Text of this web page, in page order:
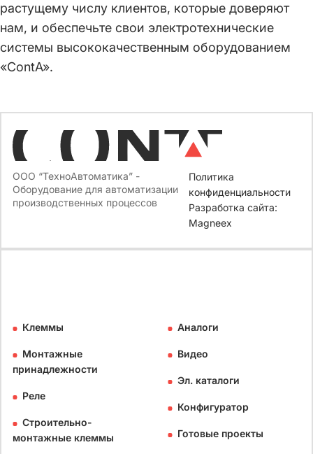
растущему числу клиентов, которые доверяют
нам, и обеспечьте свои электротехнические
системы высококачественным оборудованием
«ContA».
ООО “ТехноАвтоматика” -
Оборудование для автоматизации
производственных процессов
Политика
конфиденциальности
Разработка сайта:
Magneex
Клеммы
Монтажные
принадлежности
Реле
Строительно-
монтажные клеммы
Аналоги
Видео
Эл. каталоги
Конфигуратор
Готовые проекты